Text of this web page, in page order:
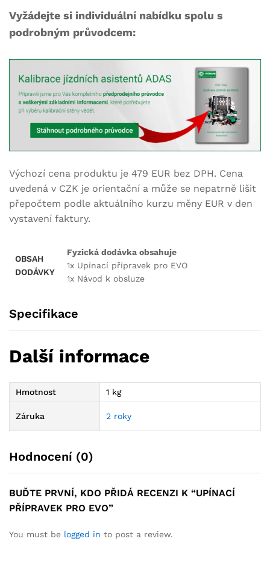
Vyžádejte si individuální nabídku spolu s
podrobným průvodcem:
Výchozí cena produktu je 479 EUR bez DPH. Cena
uvedená v CZK je orientační a může se nepatrně lišit
přepočtem podle aktuálního kurzu měny EUR v den
vystavení faktury.
OBSAH
DODÁVKY
Fyzická dodávka obsahuje
1x Upínací přípravek pro EVO
1x Návod k obsluze
Specifikace
Další informace
Hmotnost 1 kg
Záruka 2 roky
Hodnocení (0)
BUĎTE PRVNÍ, KDO PŘIDÁ RECENZI K “UPÍNACÍ
PŘÍPRAVEK PRO EVO”
You must be logged in to post a review.